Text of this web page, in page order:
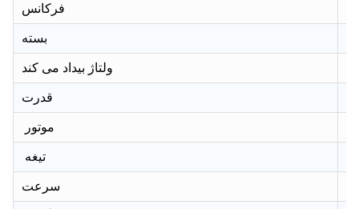
فرکانس
بسته
ولتاژ بیداد می کند
قدرت
موتور
تیغه
سرعت